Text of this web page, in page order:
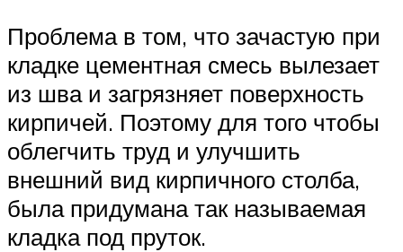
Проблема в том, что зачастую при
кладке цементная смесь вылезает
из шва и загрязняет поверхность
кирпичей. Поэтому для того чтобы
облегчить труд и улучшить
внешний вид кирпичного столба,
была придумана так называемая
кладка под пруток.